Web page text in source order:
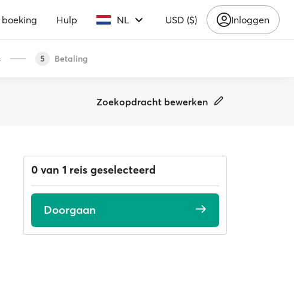
Hulp NL USD ($) Inloggen
5 Betaling
Zoekopdracht bewerken
0 van 1 reis geselecteerd
Doorgaan